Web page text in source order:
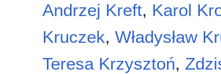
Andrzej Kreft, Karol
Kruczek, Władysław
Teresa Krzysztoń,